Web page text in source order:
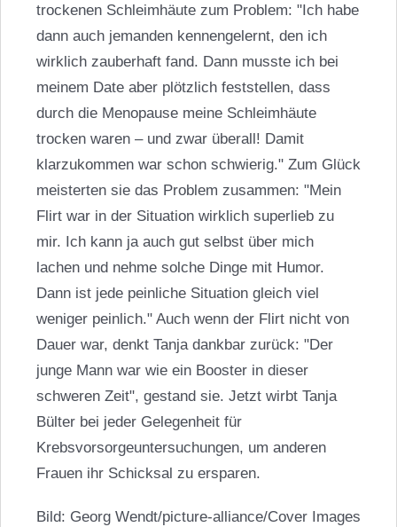
trockenen Schleimhäute zum Problem: "Ich habe
dann auch jemanden kennengelernt, den ich
wirklich zauberhaft fand. Dann musste ich bei
meinem Date aber plötzlich feststellen, dass
durch die Menopause meine Schleimhäute
trocken waren – und zwar überall! Damit
klarzukommen war schon schwierig." Zum Glück
meisterten sie das Problem zusammen: "Mein
Flirt war in der Situation wirklich superlieb zu
mir. Ich kann ja auch gut selbst über mich
lachen und nehme solche Dinge mit Humor.
Dann ist jede peinliche Situation gleich viel
weniger peinlich." Auch wenn der Flirt nicht von
Dauer war, denkt Tanja dankbar zurück: "Der
junge Mann war wie ein Booster in dieser
schweren Zeit", gestand sie. Jetzt wirbt Tanja
Bülter bei jeder Gelegenheit für
Krebsvorsorgeuntersuchungen, um anderen
Frauen ihr Schicksal zu ersparen.
Bild: Georg Wendt/picture-alliance/Cover Images